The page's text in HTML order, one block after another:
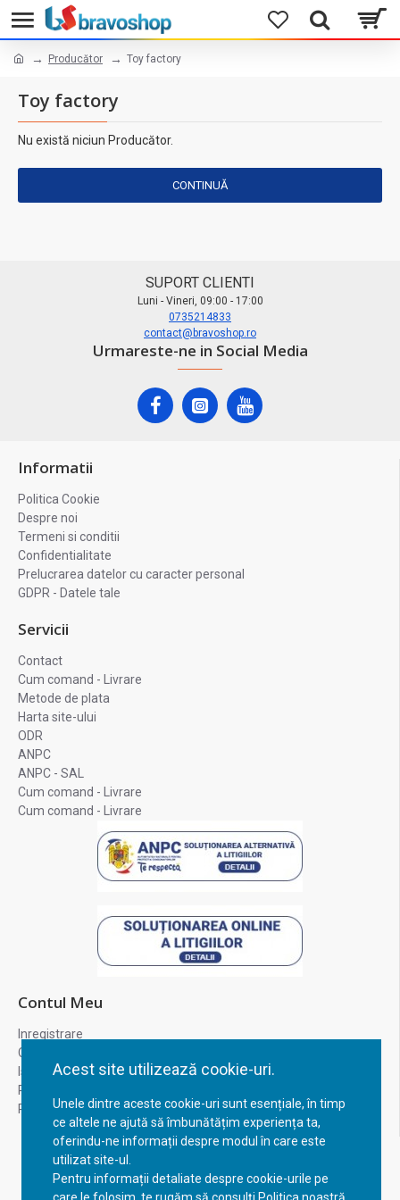
Acest site utilizează cookie-uri.
Unele dintre aceste cookie-uri sunt esențiale, în timp
ce altele ne ajută să îmbunătățim experiența ta,
oferindu-ne informații despre modul în care este
utilizat site-ul.
Pentru informații detaliate despre cookie-urile pe
Producător Toy factory
Toy factory
Nu există niciun Producător.
CONTINUĂ
SUPORT CLIENTI
Luni - Vineri, 09:00 - 17:00
0735214833
contact@bravoshop.ro
Urmareste-ne in Social Media
Informatii
Politica Cookie
Despre noi
Termeni si conditii
Confidentialitate
Prelucrarea datelor cu caracter personal
GDPR - Datele tale
Servicii
Contact
Cum comand - Livrare
Metode de plata
Harta site-ului
ODR
ANPC
ANPC - SAL
Cum comand - Livrare
Cum comand - Livrare
Contul Meu
Inregistrare
Contul meu
Istoric comenzi
Recuperare parola
Returnare produs